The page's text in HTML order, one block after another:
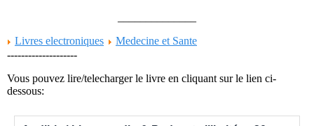
Livres electroniques
Medecine et Sante
--------------------
Vous pouvez lire/telecharger le livre en cliquant sur le lien ci-
dessous: